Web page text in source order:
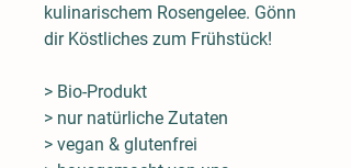
kulinarischem Rosengelee. Gönn
dir Köstliches zum Frühstück!
> Bio-Produkt
> nur natürliche Zutaten
> vegan & glutenfrei